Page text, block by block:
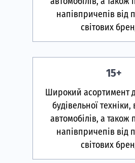
напівпричепів від
світових
15+
Широкий асортимент
будівельної
автомобілів, а також
напівпричепів від
світових